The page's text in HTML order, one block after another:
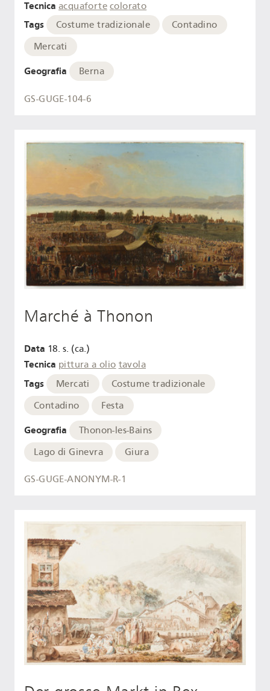
Tecnica acquaforte colorato
Tags Costume tradizionale
Contadino
Mercati
Geografia Berna
GS-GUGE-104-6
Marché à Thonon
Data 18. s. (ca.)
Tecnica pittura a olio tavola
Tags Mercati
Costume tradizionale
Contadino
Festa
Geografia
Thonon-les-Bains
Lago di Ginevra
Giura
GS-GUGE-ANONYM-R-1